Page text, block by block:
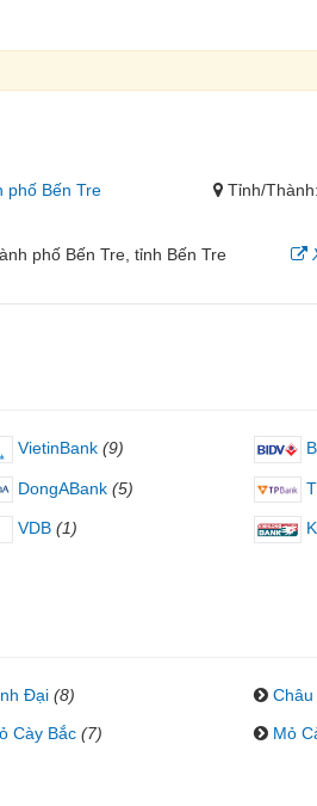
phố Bến Tre Tỉnh/Thành:
phố Bến Tre, tỉnh Bến Tre
VietinBank (9)
DongABank (5)
VDB (1)
Đại (8) Châu
Cày Bắc (7) Mỏ